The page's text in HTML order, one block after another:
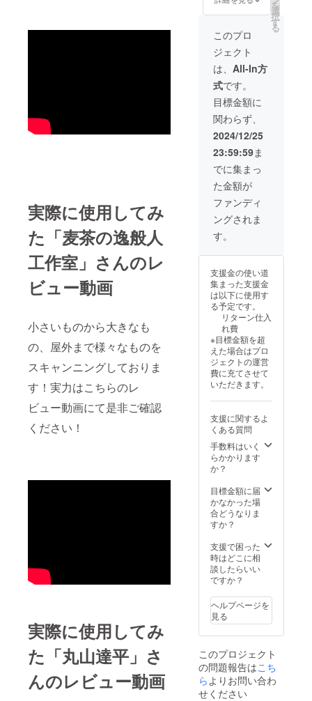
実際に使用してみ
た「麦茶の逸般人
工作室」さんのレ
ビュー動画
小さいものから大きなも
の、屋外まで様々なものを
スキャンニングしておりま
す！実力はこちらのレ
ビュー動画にて是非ご確認
ください！
実際に使用してみ
た「丸山達平」さ
んのレビュー動画
商品説
明書
×1）
PSE
マーク
（その
他法定
表示を
含む）
表示済
み ※ 割
引率は
送料を
除く製
品の販
売予定
価格に
対する
もので
す。
ション
ボード
×1 ホル
ダー×1
お試し
用ス
キャン
モデル
×1 マー
カー×1
スト
ラップ
×1 ケー
ブル
(USB-C
to C)×1
収納リ
スト×1
電源ア
ダプ
明書
PSE
マーク
（その
他法定
表示を
表示済
み ※ 割
引率は
送料を
除く製
品の販
価格に
対する
もので
す。
格:400,
000円
（税
込） ※
送料無
料 内容
物：
EINSTA
R 独立
型一体
スキャ
ナー
『VEG
A』 本
体 ・備
品（本
体収納
ケース
×1 キャ
リブ
ボード
ダー×1
お試し
用ス
キャン
モデル
カー×1
スト
ラップ
×1 ケー
ブル
(USB-C
収納リ
スト×1
電源ア
ダプ
ター×1
明書
×1）
PSE
マーク
他法定
表示を
含む）
表示済
引率は
送料を
除く製
価格に
対する
もので
す。
を
選
択
す
る
このプロ
ジェクト
は、 All-In方
式です。
目標金額に
関わらず、
2024/12/25
23:59:59ま
でに集まっ
た金額が
ファンディ
ングされま
す。
支援金の使い道
集まった支援金
は以下に使用す
る予定です。
リターン仕入
れ費
※目標金額を超
えた場合はプロ
ジェクトの運営
費に充てさせて
いただきます。
支援に関するよ
くある質問
手数料はいく
らかかります
か？
目標金額に届
かなかった場
合どうなりま
すか？
支援で困った
時はどこに相
談したらいい
ですか？
ヘルプページを
見る
このプロジェクト
の問題報告はこち
ら よりお問い合わ
せください